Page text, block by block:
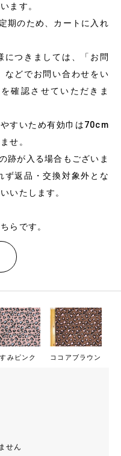
ます。
期のため、カートに入れ
につきましては、「お問
などでお問い合わせをい
確認させていただきま
すいため有効巾は70cm
せ。
跡が入る場合もございま
ず返品・交換対象外とな
いたします。
らです。
みピンク ココアブラウン
せん